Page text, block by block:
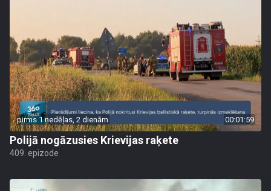
pirms 1 nedēļas, 2 dienām 00:01:59
Polijā nogāzusies Krievijas raķete
409. epizode